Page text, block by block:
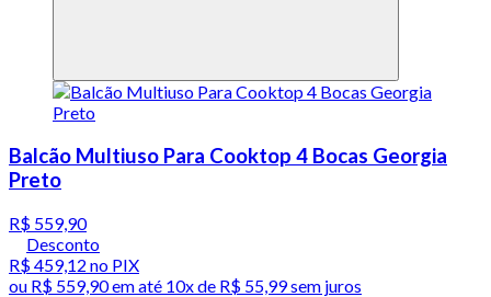
Balcão Multiuso Para Cooktop 4 Bocas Georgia
Preto
R$ 559,90
Desconto
R$ 459,12 no PIX
ou R$ 559,90em até 10x de R$ 55,99 sem juros